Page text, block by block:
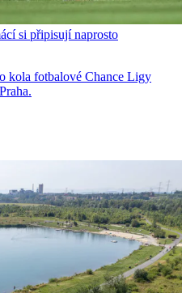
si připisují naprosto
kola fotbalové Chance Ligy